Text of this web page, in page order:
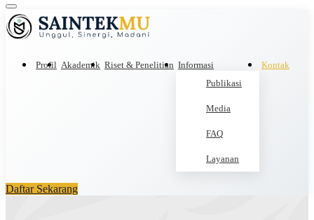
Profil Akademik Riset & Penelitian Informasi
Publikasi
Media
FAQ
Layanan
Kontak
Daftar Sekarang